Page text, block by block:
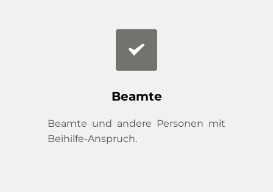
Beamte
Beamte und andere Personen mit
Beihilfe-Anspruch.